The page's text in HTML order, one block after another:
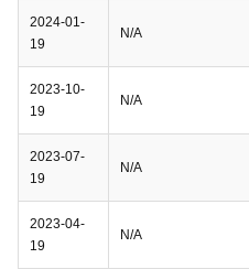
2024-01-
19
N/A
2023-10-
19
N/A
2023-07-
19
N/A
2023-04-
19
N/A